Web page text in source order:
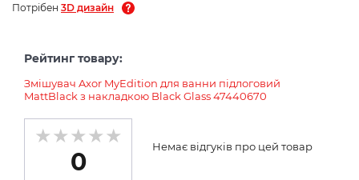
Потрібен 3D дизайн
Рейтинг товару:
Змішувач Axor MyEdition для ванни підлоговий
MattBlack з накладкою Black Glass 47440670
0
Немає відгуків про цей товар